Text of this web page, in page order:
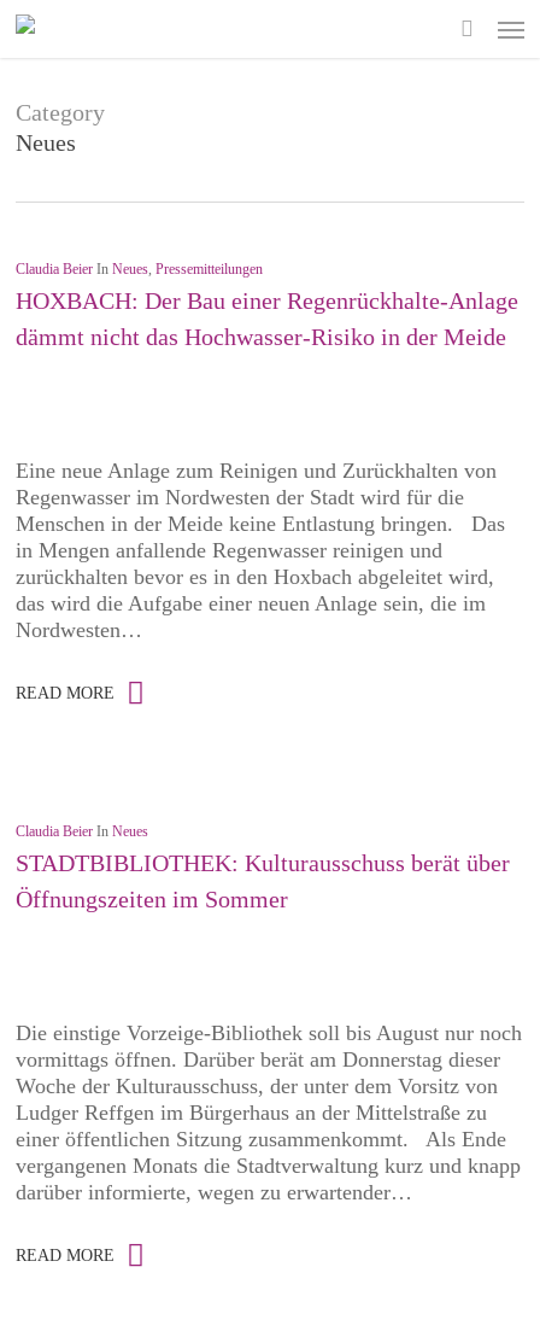
Skip
Category
Neues
Claudia Beier InNeues,Pressemitteilungen
HOXBACH: Der Bau einer Regenrückhalte-Anlage
dämmt nicht das Hochwasser-Risiko in der Meide
Eine neue Anlage zum Reinigen und Zurückhalten von
Regenwasser im Nordwesten der Stadt wird für die
Menschen in der Meide keine Entlastung bringen. Das
in Mengen anfallende Regenwasser reinigen und
zurückhalten bevor es in den Hoxbach abgeleitet wird,
das wird die Aufgabe einer neuen Anlage sein, die im
Nordwesten…
READ MORE
Claudia Beier InNeues
STADTBIBLIOTHEK: Kulturausschuss berät über
Öffnungszeiten im Sommer
Die einstige Vorzeige-Bibliothek soll bis August nur noch
vormittags öffnen. Darüber berät am Donnerstag dieser
Woche der Kulturausschuss, der unter dem Vorsitz von
Ludger Reffgen im Bürgerhaus an der Mittelstraße zu
einer öffentlichen Sitzung zusammenkommt. Als Ende
vergangenen Monats die Stadtverwaltung kurz und knapp
darüber informierte, wegen zu erwartender…
READ MORE